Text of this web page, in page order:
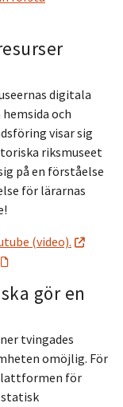
digitala
och
visar sig
riksmuseet
på en förståelse
för lärarnas
(video).
gör en
tvingades
omöjlig. För
för
statisk